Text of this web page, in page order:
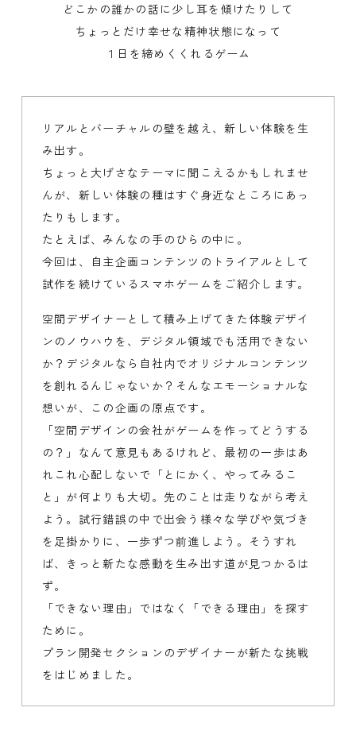
どこかの誰かの話に少し耳を傾けたりして
ちょっとだけ幸せな精神状態になって
１日を締めくくれるゲーム
リアルとバーチャルの壁を越え、新しい体験を生
み出す。
ちょっと大げさなテーマに聞こえるかもしれませ
んが、新しい体験の種はすぐ身近なところにあっ
たりもします。
たとえば、みんなの手のひらの中に。
今回は、自主企画コンテンツのトライアルとして
試作を続けているスマホゲームをご紹介します。
空間デザイナーとして積み上げてきた体験デザイ
ンのノウハウを、デジタル領域でも活用できない
か？デジタルなら自社内でオリジナルコンテンツ
を創れるんじゃないか？そんなエモーショナルな
想いが、この企画の原点です。
「空間デザインの会社がゲームを作ってどうする
の？」なんて意見もあるけれど、最初の一歩はあ
れこれ心配しないで「とにかく、やってみるこ
と」が何よりも大切。先のことは走りながら考え
よう。試行錯誤の中で出会う様々な学びや気づき
を足掛かりに、一歩ずつ前進しよう。そうすれ
ば、きっと新たな感動を生み出す道が見つかるは
ず。
「できない理由」ではなく「できる理由」を探す
ために。
プラン開発セクションのデザイナーが新たな挑戦
をはじめました。